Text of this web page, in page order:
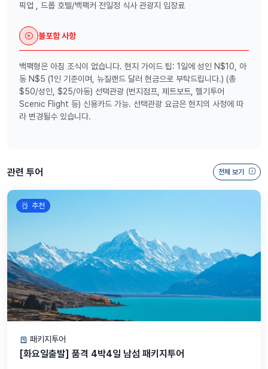
픽업 , 드롭 호텔/백팩커 전일정 식사 관광지 입장료
불포함 사항
백팩형은 아침 조식이 없습니다. 현지 가이드 팁: 1일에 성인 N$10, 아
동 N$5 (1인 기준이며, 뉴질랜드 달러 현금으로 부탁드립니다.) (총
$50/성인, $25/아동) 선택관광 (번지점프, 제트보트, 헬기투어
Scenic Flight 등) 신용카드 가능. 선택관광 요금은 현지의 사정에 따
라 변경될수 있습니다.
관련 투어 전체 보기
추천
패키지투어
[화요일출발] 품격 4박4일 남섬 패키지투어